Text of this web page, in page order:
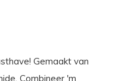
Gemaakt van
Combineer 'm